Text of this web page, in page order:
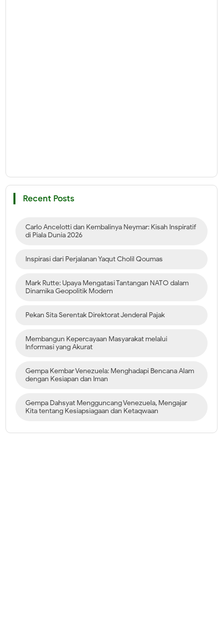
Recent Posts
Carlo Ancelotti dan Kembalinya Neymar: Kisah Inspiratif
di Piala Dunia 2026
Inspirasi dari Perjalanan Yaqut Cholil Qoumas
Mark Rutte: Upaya Mengatasi Tantangan NATO dalam
Dinamika Geopolitik Modern
Pekan Sita Serentak Direktorat Jenderal Pajak
Membangun Kepercayaan Masyarakat melalui
Informasi yang Akurat
Gempa Kembar Venezuela: Menghadapi Bencana Alam
dengan Kesiapan dan Iman
Gempa Dahsyat Mengguncang Venezuela, Mengajar
Kita tentang Kesiapsiagaan dan Ketaqwaan